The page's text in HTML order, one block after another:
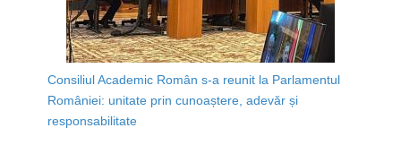
Consiliul Academic Român s-a reunit la Parlamentul
României: unitate prin cunoaștere, adevăr și
responsabilitate